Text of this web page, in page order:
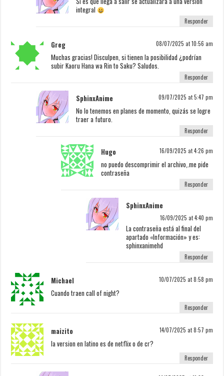
integral
Responder
Greg 08/07/2025 at 10:56 am
Muchas gracias! Disculpen, si tienen la posibilidad ¿podrían
subir Kaoru Hana wa Rin to Saku? Saludos.
Responder
SphinxAnime 09/07/2025 at 5:47 pm
No lo tenemos en planes de momento, quizás se logre
traer a futuro.
Responder
Hugo 16/09/2025 at 4:26 pm
no puedo descomprimir el archivo,.me pide
contraseña
Responder
SphinxAnime
16/09/2025 at 4:40 pm
La contraseña está al final del
apartado «Información» y es:
sphinxanimehd
Responder
Michael 10/07/2025 at 8:58 pm
Cuando traen call of night?
Responder
maizito 14/07/2025 at 8:57 pm
la version en latino es de netflix o de cr?
Responder